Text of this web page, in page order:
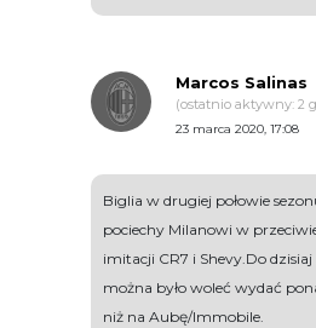
Marcos Salinas
(ostatnio aktywny: 2
23 marca 2020, 17:08
Biglia w drugiej połowie
pociechy Milanowi w
imitacji CR7 i Shevy.Do
można było woleć wydać
niż na Aubę/Immobile.